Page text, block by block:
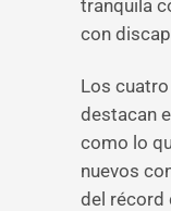
tranquila
con
Los
destacan
como lo
nuevos
del récord